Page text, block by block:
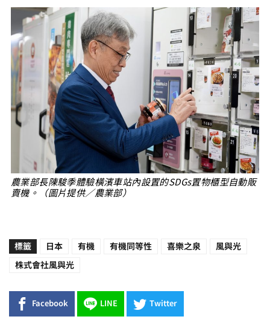
農業部長陳駿季體驗橫濱車站內設置的SDGs置物櫃型自動販
賣機。（圖片提供／農業部）
標籤 日本 有機 有機同等性 喜樂之泉 風與光
株式會社風與光
Facebook LINE Twitter